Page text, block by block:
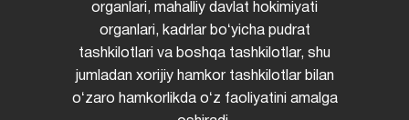
organlari, mahalliy davlat hokimiyati
organlari, kadrlar boʻyicha pudrat
tashkilotlari va boshqa tashkilotlar, shu
jumladan xorijiy hamkor tashkilotlar bilan
oʻzaro hamkorlikda oʻz faoliyatini amalga